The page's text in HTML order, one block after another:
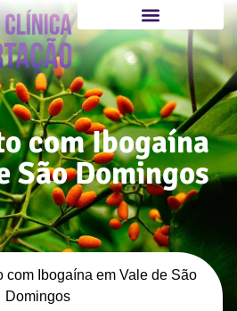
com Ibogaína
São Domingos
com Ibogaína em Vale de São
Domingos